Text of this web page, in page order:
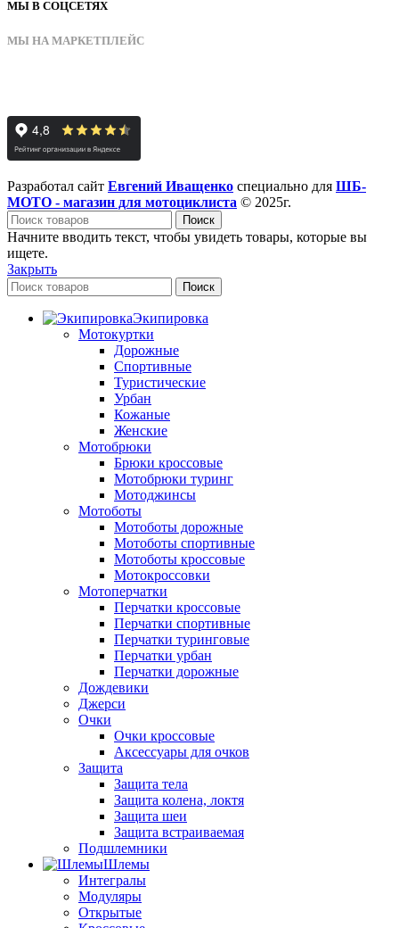
МЫ В СОЦСЕТЯХ
МЫ НА МАРКЕТПЛЕЙС
Разработал сайт Евгений Иващенко специально для ШБ-
МОТО - магазин для мотоциклиста © 2025г.
Поиск
Начните вводить текст, чтобы увидеть товары, которые вы
ищете.
Закрыть
Поиск
Экипировка
Мотокуртки
Дорожные
Спортивные
Туристические
Урбан
Кожаные
Женские
Мотобрюки
Брюки кроссовые
Мотобрюки туринг
Мотоджинсы
Мотоботы
Мотоботы дорожные
Мотоботы спортивные
Мотоботы кроссовые
Мотокроссовки
Мотоперчатки
Перчатки кроссовые
Перчатки спортивные
Перчатки туринговые
Перчатки урбан
Перчатки дорожные
Дождевики
Джерси
Очки
Очки кроссовые
Аксессуары для очков
Защита
Защита тела
Защита колена, локтя
Защита шеи
Защита встраиваемая
Подшлемники
Шлемы
Интегралы
Модуляры
Открытые